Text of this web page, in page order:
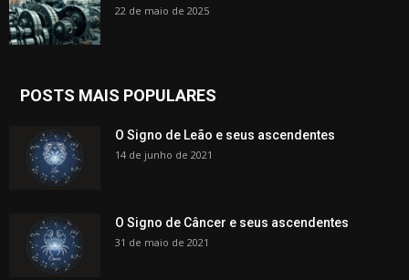
22 de maio de 2025
POSTS MAIS POPULARES
O Signo de Leão e seus ascendentes
14 de junho de 2021
O Signo de Câncer e seus ascendentes
31 de maio de 2021